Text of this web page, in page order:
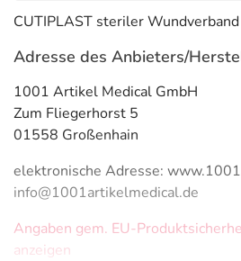
CUTIPLAST steriler
Adresse des Anbieters/
1001 Artikel Medical GmbH
Zum Fliegerhorst 5
01558 Großenhain
elektronische Adresse:
info@1001artikelmedical.de
Angaben gem. EU-
anzeigen